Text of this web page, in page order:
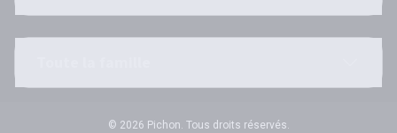
© 2026 Pichon. Tous droits réservés.